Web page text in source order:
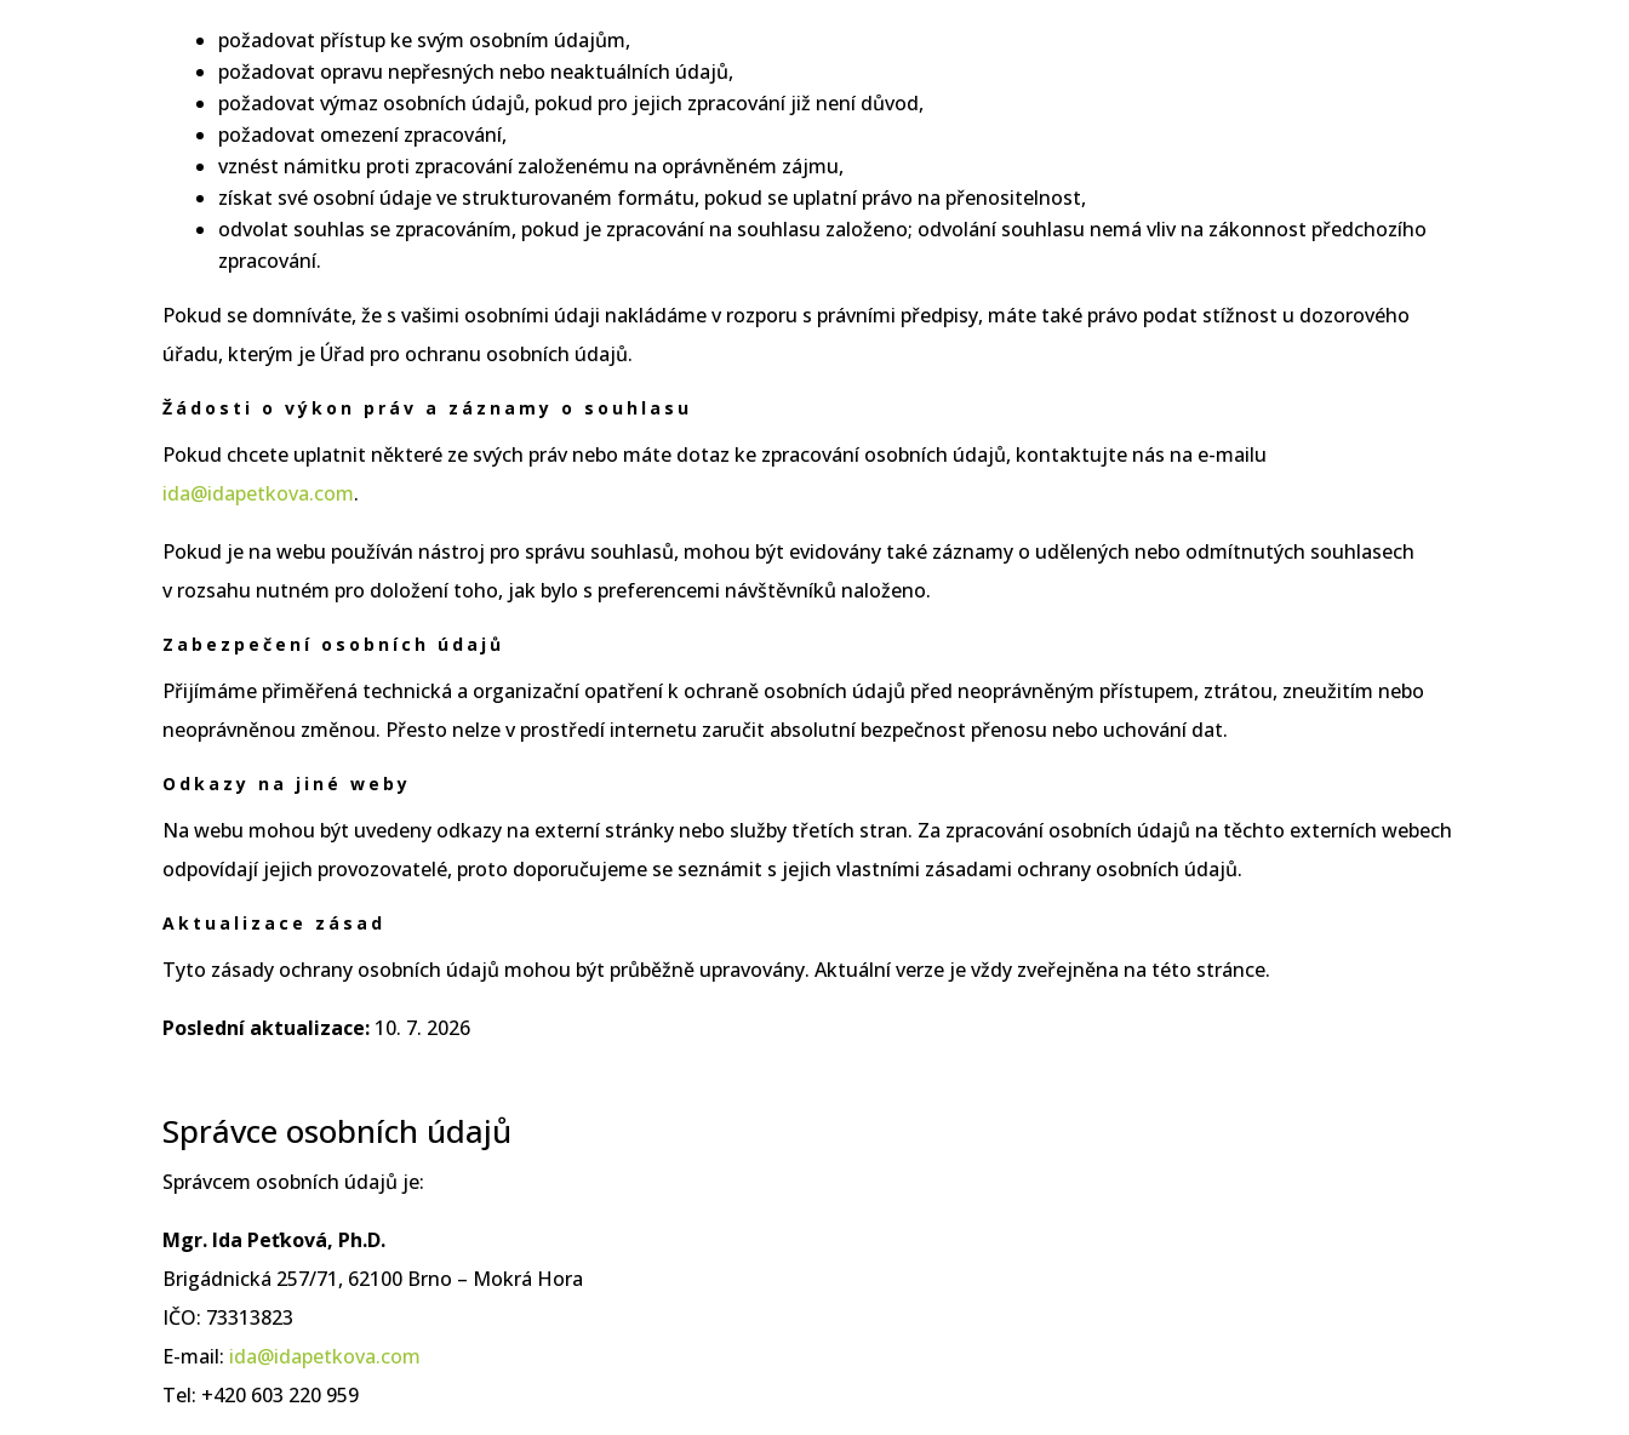
požadovat přístup ke svým osobním údajům,
požadovat opravu nepřesných nebo neaktuálních údajů,
požadovat výmaz osobních údajů, pokud pro jejich zpracování již není důvod,
požadovat omezení zpracování,
vznést námitku proti zpracování založenému na oprávněném zájmu,
získat své osobní údaje ve strukturovaném formátu, pokud se uplatní právo na přenositelnost,
odvolat souhlas se zpracováním, pokud je zpracování na souhlasu založeno; odvolání souhlasu nemá vliv na zákonnost předchozího
zpracování.
Pokud se domníváte, že s vašimi osobními údaji nakládáme v rozporu s právními předpisy, máte také právo podat stížnost u dozorového
úřadu, kterým je Úřad pro ochranu osobních údajů.
Žádosti o výkon práv a záznamy o souhlasu
Pokud chcete uplatnit některé ze svých práv nebo máte dotaz ke zpracování osobních údajů, kontaktujte nás na e-mailu
ida@idapetkova.com.
Pokud je na webu používán nástroj pro správu souhlasů, mohou být evidovány také záznamy o udělených nebo odmítnutých souhlasech
v rozsahu nutném pro doložení toho, jak bylo s preferencemi návštěvníků naloženo.
Zabezpečení osobních údajů
Přijímáme přiměřená technická a organizační opatření k ochraně osobních údajů před neoprávněným přístupem, ztrátou, zneužitím nebo
neoprávněnou změnou. Přesto nelze v prostředí internetu zaručit absolutní bezpečnost přenosu nebo uchování dat.
Odkazy na jiné weby
Na webu mohou být uvedeny odkazy na externí stránky nebo služby třetích stran. Za zpracování osobních údajů na těchto externích webech
odpovídají jejich provozovatelé, proto doporučujeme se seznámit s jejich vlastními zásadami ochrany osobních údajů.
Aktualizace zásad
Tyto zásady ochrany osobních údajů mohou být průběžně upravovány. Aktuální verze je vždy zveřejněna na této stránce.
Poslední aktualizace: 10. 7. 2026
Správce osobních údajů
Správcem osobních údajů je:
Mgr. Ida Peťková, Ph.D.
Brigádnická 257/71, 62100 Brno – Mokrá Hora
IČO: 73313823
E-mail: ida@idapetkova.com
Tel: +420 603 220 959